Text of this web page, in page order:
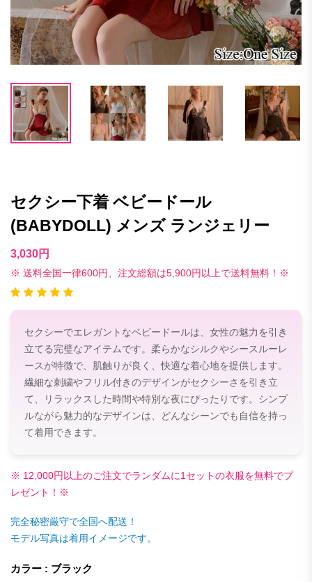
セクシー下着 ベビードール
(BABYDOLL) メンズ ランジェリー
3,030円
※ 送料全国一律600円、注文総額は5,900円以上で送料無料！※
セクシーでエレガントなベビードールは、女性の魅力を引き
立てる完璧なアイテムです。柔らかなシルクやシースルーレ
ースが特徴で、肌触りが良く、快適な着心地を提供します。
繊細な刺繍やフリル付きのデザインがセクシーさを引き立
て、リラックスした時間や特別な夜にぴったりです。シンプ
ルながら魅力的なデザインは、どんなシーンでも自信を持っ
て着用できます。
※ 12,000円以上のご注文でランダムに1セットの衣服を無料でプ
レゼント！※
完全秘密厳守で全国へ配送！
モデル写真は着用イメージです。
カラー : ブラック